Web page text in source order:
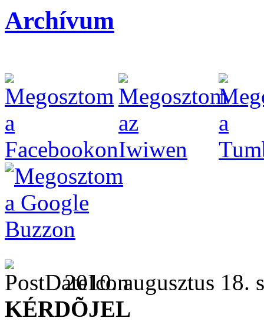
Archívum
2010. augusztus 18.
KÉRDÕJEL